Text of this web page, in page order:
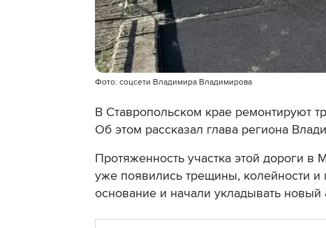
Фото: соцсети Владимира Владимирова
В Ставропольском крае ремонтируют
Об этом рассказал глава региона
Протяженность участка этой дороги в
уже появились трещины, колейности
основание и начали укладывать новый